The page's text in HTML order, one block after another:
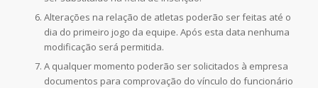
Alterações na relação de atletas poderão ser feitas até o
dia do primeiro jogo da equipe. Após esta data nenhuma
modificação será permitida.
A qualquer momento poderão ser solicitados à empresa
documentos para comprovação do vínculo do funcionário